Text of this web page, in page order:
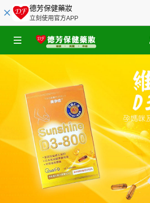
德芳保健藥妝
立刻使用官方APP